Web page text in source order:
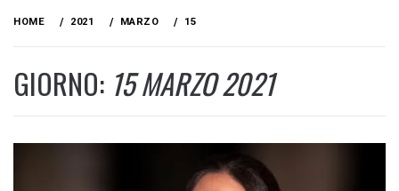
HOME 2021 MARZO 15
GIORNO: 15 MARZO 2021